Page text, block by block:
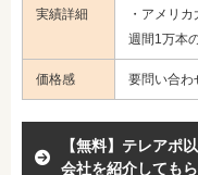
実績詳細
・アメリ
週間1万本
価格感 要問い合わ
【無料】テレアポ
会社を紹介してもら